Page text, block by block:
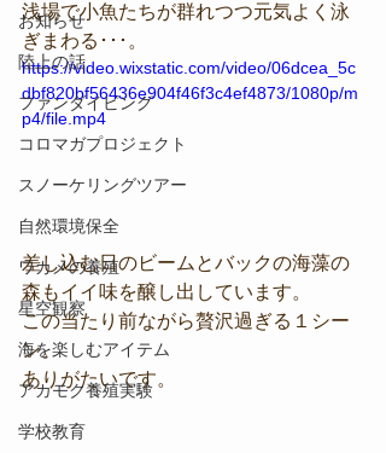
お知らせ
陸上の話
ファンダイビング
コロマガプロジェクト
スノーケリングツアー
自然環境保全
ワカメの養殖
星空観察
海を楽しむアイテム
アカモク養殖実験
学校教育
浅場で小魚たちが群れつつ元気よく泳
ぎまわる･･･。
https://video.wixstatic.com/video/06dcea_5c
dbf820bf56436e904f46f3c4ef4873/1080p/m
p4/file.mp4
差し込む日のビームとバックの海藻の
森もイイ味を醸し出しています。
この当たり前ながら贅沢過ぎる１シー
ン。
ありがたいです。